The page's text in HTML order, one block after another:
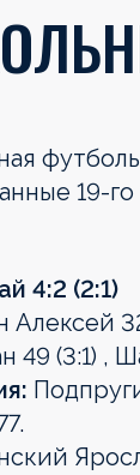
19-
4:2 (2:1)
Алексей
49 (3:1) ,